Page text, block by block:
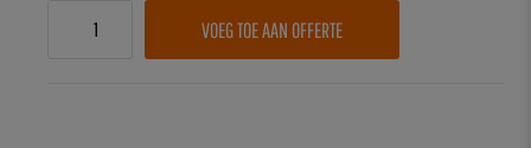
VOEG TOE AAN OFFERTE